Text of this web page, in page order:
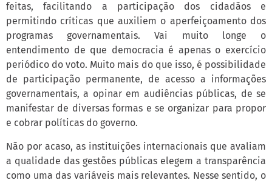
feitas, facilitando a participação dos cidadãos e
permitindo críticas que auxiliem o aperfeiçoamento dos
programas governamentais. Vai muito longe o
entendimento de que democracia é apenas o exercício
periódico do voto. Muito mais do que isso, é possibilidade
de participação permanente, de acesso a informações
governamentais, a opinar em audiências públicas, de se
manifestar de diversas formas e se organizar para propor
e cobrar políticas do governo.
Não por acaso, as instituições internacionais que avaliam
a qualidade das gestões públicas elegem a transparência
como uma das variáveis mais relevantes. Nesse sentido, o